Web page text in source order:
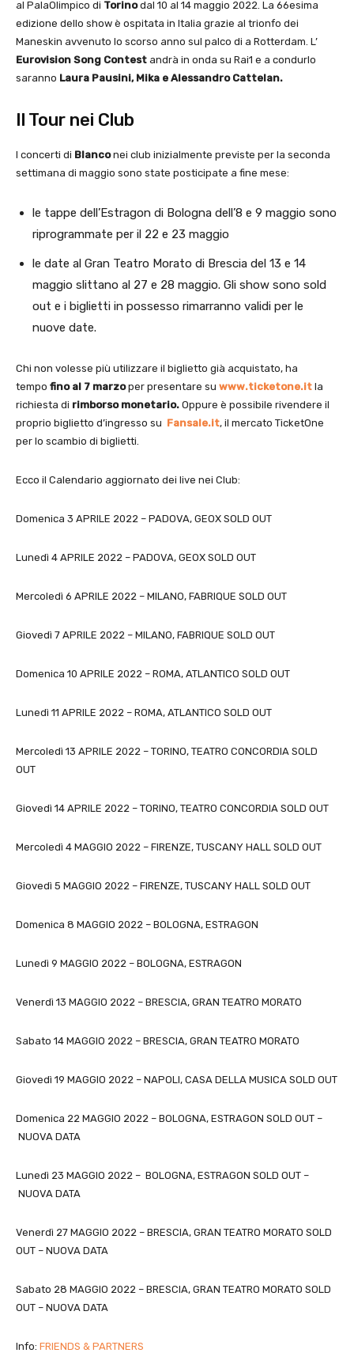
al PalaOlimpico di Torinodal 10 al 14 maggio 2022. La 66esima
edizione dello show è ospitata in Italia grazie al trionfo dei
Maneskin avvenuto lo scorso anno sul palco di a Rotterdam. L’
Eurovision Song Contest andrà in onda su Rai1 e a condurlo
saranno Laura Pausini, Mika e Alessandro Cattelan.
Il Tour nei Club
I concerti di Blanconei club inizialmente previste per la seconda
settimana di maggio sono state posticipate a fine mese:
le tappe dell’Estragon di Bologna dell’8 e 9 maggio sono
riprogrammate per il 22 e 23 maggio
le date al Gran Teatro Morato di Brescia del 13 e 14
maggio slittano al 27 e 28 maggio. Gli show sono sold
out e i biglietti in possesso rimarranno validi per le
nuove date.
Chi non volesse più utilizzare il biglietto già acquistato, ha
tempo fino al 7 marzoper presentare su www.ticketone.it la
richiesta di rimborso monetario. Oppure è possibile rivendere il
proprio biglietto d’ingresso su Fansale.it, il mercato TicketOne
per lo scambio di biglietti.
Ecco il Calendario aggiornato dei live nei Club:
Domenica 3 APRILE 2022 – PADOVA, GEOX SOLD OUT
Lunedì 4 APRILE 2022 – PADOVA, GEOX SOLD OUT
Mercoledì 6 APRILE 2022 – MILANO, FABRIQUE SOLD OUT
Giovedì 7 APRILE 2022 – MILANO, FABRIQUE SOLD OUT
Domenica 10 APRILE 2022 – ROMA, ATLANTICO SOLD OUT
Lunedì 11 APRILE 2022 – ROMA, ATLANTICO SOLD OUT
Mercoledì 13 APRILE 2022 – TORINO, TEATRO CONCORDIA SOLD
OUT
Giovedì 14 APRILE 2022 – TORINO, TEATRO CONCORDIA SOLD OUT
Mercoledì 4 MAGGIO 2022 – FIRENZE, TUSCANY HALL SOLD OUT
Giovedì 5 MAGGIO 2022 – FIRENZE, TUSCANY HALL SOLD OUT
Domenica 8 MAGGIO 2022 – BOLOGNA, ESTRAGON
Lunedì 9 MAGGIO 2022 – BOLOGNA, ESTRAGON
Venerdì 13 MAGGIO 2022 – BRESCIA, GRAN TEATRO MORATO
Sabato 14 MAGGIO 2022 – BRESCIA, GRAN TEATRO MORATO
Giovedì 19 MAGGIO 2022 – NAPOLI, CASA DELLA MUSICA SOLD OUT
Domenica 22 MAGGIO 2022 – BOLOGNA, ESTRAGON SOLD OUT –
NUOVA DATA
Lunedì 23 MAGGIO 2022 – BOLOGNA, ESTRAGON SOLD OUT –
NUOVA DATA
Venerdì 27 MAGGIO 2022 – BRESCIA, GRAN TEATRO MORATO SOLD
OUT – NUOVA DATA
Sabato 28 MAGGIO 2022 – BRESCIA, GRAN TEATRO MORATO SOLD
OUT – NUOVA DATA
Info: FRIENDS & PARTNERS